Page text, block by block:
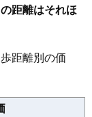
万円 33.9%
円
距離はそれほ
距離別の価